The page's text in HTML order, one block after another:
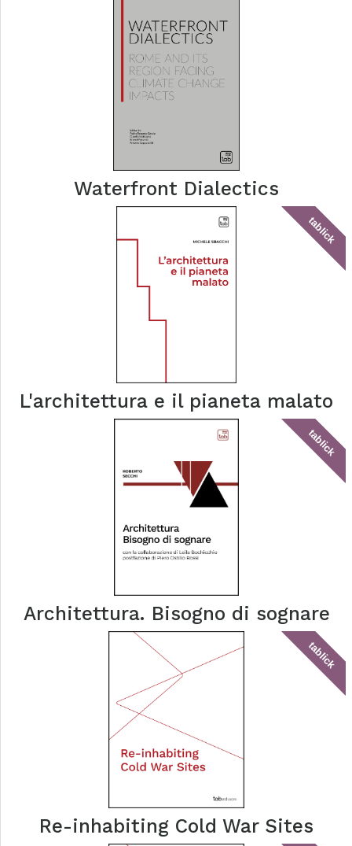
Waterfront Dialectics
tablick
L'architettura e il pianeta malato
tablick
Architettura. Bisogno di sognare
tablick
Re-inhabiting Cold War Sites